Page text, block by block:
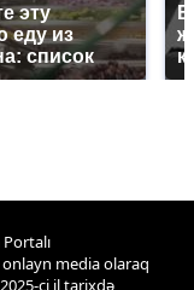
эту
еду из
список
В
media olaraq
ci il tarixdə